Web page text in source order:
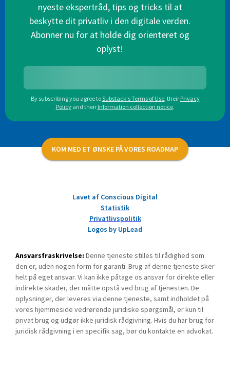
nyeste ekspertråd, tips og tricks til at
beskytte dit privatliv i den digitale verden.
Abonner nu for at holde dig orienteret og
oplyst!
By subscribing you agree toSubstack's Terms of Use, their Privacy
Policy and their Information collection notice.
KOM MED ET ØNSKE PÅ VORES ROADMAP
Lavet af Conscious Digital
Statistik
Privatlivspolitik
Logos by UpLead
Ansvarsfraskrivelse: Denne tjeneste stilles til rådighed som
den er, uden nogen form for garanti. Brug af denne tjeneste sker
helt på eget ansvar. Vi kan ikke påtage os ansvar for direkte eller
indirekte skader, der måtte opstå ved brug af tjenesten. De
oplysninger, der leveres via denne tjeneste, samt indholdet på
vores hjemmeside vedrørende juridiske spørgsmål, er kun til
privat brug og udgør ikke juridisk rådgivning. Hvis du har brug for
juridisk rådgivning i en specifik sag, bør du kontakte en advokat.